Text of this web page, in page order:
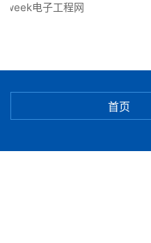
电子工程网
首页